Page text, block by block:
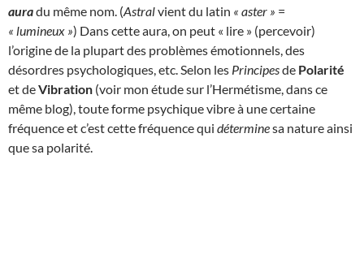
auradu même nom. (Astralvient du latin « aster » =
« lumineux ») Dans cette aura, on peut « lire » (percevoir)
l’origine de la plupart des problèmes émotionnels, des
désordres psychologiques, etc. Selon les Principesde Polarité
et deVibration (voir mon étude sur l’Hermétisme, dans ce
même blog), toute forme psychique vibre à une certaine
fréquence et c’est cette fréquence qui déterminesa nature ainsi
que sa polarité.